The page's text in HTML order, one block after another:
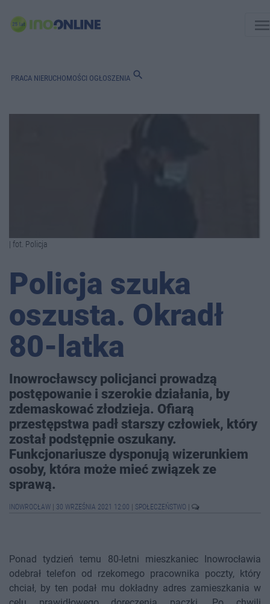
PRACA NIERUCHOMOŚCI OGŁOSZENIA search
| fot. Policja
Policja szuka
oszusta. Okradł
80-latka
Inowrocławscy policjanci prowadzą
postępowanie i szerokie działania, by
zdemaskować złodzieja. Ofiarą
przestępstwa padł starszy człowiek, który
został podstępnie oszukany.
Funkcjonariusze dysponują wizerunkiem
osoby, która może mieć związek ze
sprawą.
INOWROCŁAW 30 WRZEŚNIA 2021 12:00 SPOŁECZEŃSTWO
Ponad tydzień temu 80-letni mieszkaniec Inowrocławia
odebrał telefon od rzekomego pracownika poczty, który
chciał, by ten podał mu dokładny adres zamieszkania w